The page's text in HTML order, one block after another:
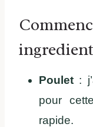
Poulet :
pour
rapide.